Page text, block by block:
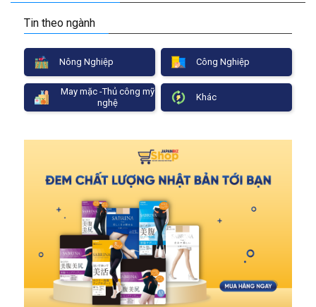
Tin theo ngành
Nông Nghiệp Công Nghiệp
May mặc -Thủ công mỹ
nghệ
Khác